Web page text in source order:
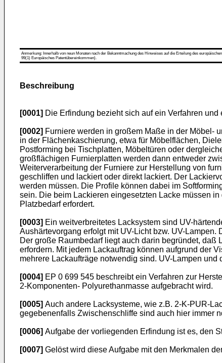
Anmerkung: Innerhalb von neun Monaten nach der Bekanntmachung des Hinweises auf die Erteilung des
99(1) Europäisches Patentübereinkommen).
Beschreibung
[0001] Die Erfindung bezieht sich auf ein Verfahren
[0002] Furniere werden in großem Maße in der Möbel-
in der Flächenkaschierung, etwa für Möbelflächen,
Postforming bei Tischplatten, Möbeltüren oder
großflächigen Furnierplatten werden dann entweder
Weiterverarbeitung der Furniere zur Herstellung von
geschliffen und lackiert oder direkt lackiert. Der
werden müssen. Die Profile können dabei im
sein. Die beim Lackieren eingesetzten Lacke müssen
Platzbedarf erfordert.
[0003] Ein weitverbreitetes Lacksystem sind UV-
Aushärtevorgang erfolgt mit UV-Licht bzw. UV-
Der große Raumbedarf liegt auch darin begründet, daß
erfordern. Mit jedem Lackauftrag können aufgrund der
mehrere Lackaufträge notwendig sind. UV-Lampen
[0004] EP 0 699 545 beschreibt ein Verfahren zur
2-Komponenten- Polyurethanmasse aufgebracht wird.
[0005] Auch andere Lacksysteme, wie z.B. 2-K-PUR-
gegebenenfalls Zwischenschliffe sind auch hier immer
[0006] Aufgabe der vorliegenden Erfindung ist es, den
[0007] Gelöst wird diese Aufgabe mit den Merkmalen